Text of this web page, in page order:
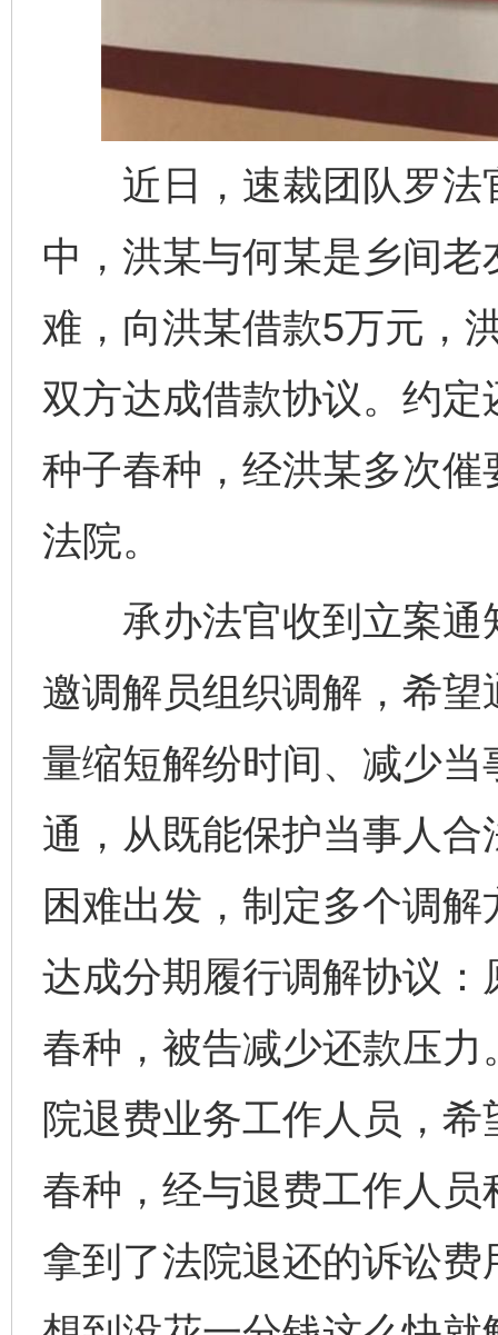
近日，速裁团队罗法
中，洪某与何某是乡间
难，向洪某借款5万元，
双方达成借款协议。约
种子春种，经洪某多次
法院。
承办法官收到立案通
邀调解员组织调解，希
量缩短解纷时间、减少
通，从既能保护当事人
困难出发，制定多个调
达成分期履行调解协议
春种，被告减少还款压
院退费业务工作人员，
春种，经与退费工作人
拿到了法院退还的诉讼费